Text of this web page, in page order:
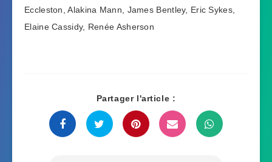
Eccleston, Alakina Mann, James Bentley, Eric Sykes,
Elaine Cassidy, Renée Asherson
Partager l'article :